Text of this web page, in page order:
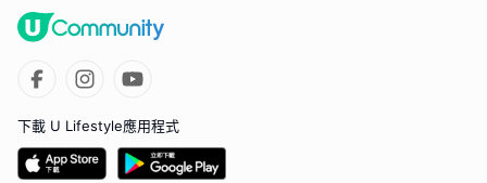
下載 U Lifestyle應用程式